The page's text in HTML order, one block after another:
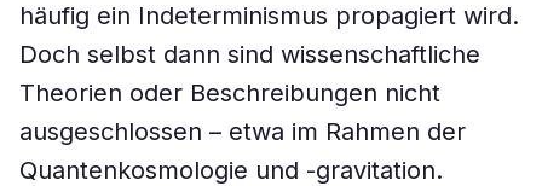
häufig ein Indeterminismus propagiert wird.
Doch selbst dann sind wissenschaftliche
Theorien oder Beschreibungen nicht
ausgeschlossen – etwa im Rahmen der
Quantenkosmologie und -gravitation.